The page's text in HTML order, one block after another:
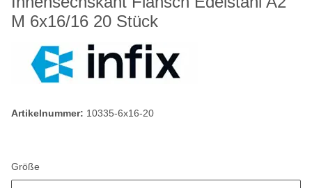
M 6x16/16 20 Stück
Artikelnummer: 10335-6x16-20
Größe